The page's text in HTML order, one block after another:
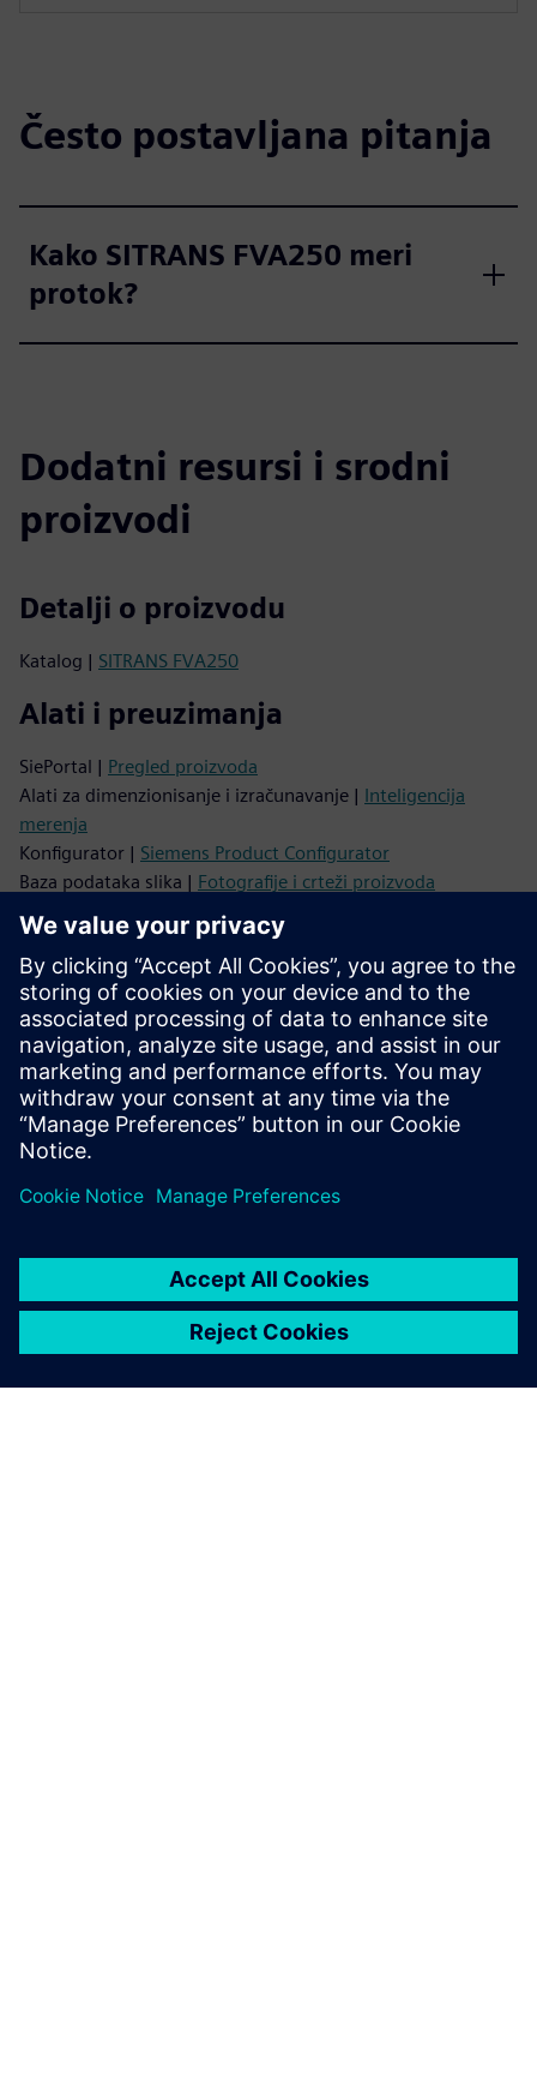
Često postavljana pitanja
Kako SITRANS FVA250 meri
protok?
Dodatni resursi i srodni
proizvodi
Detalji o proizvodu
Katalog | SITRANS FVA250
Alati i preuzimanja
SiePortal | Pregled proizvoda
Alati za dimenzionisanje i izračunavanje | Inteligencija
merenja
Konfigurator | Siemens Product Configurator
Baza podataka slika | Fotografije i crteži proizvoda
CAk Menadžer preuzimanja
Video |IouTube
Podrška
Onlajn podrška |Svi proizvodi
Onlajn podrška |Tehnički forum
Onlajn podrška |Kreirajte novi zahtev za podršku